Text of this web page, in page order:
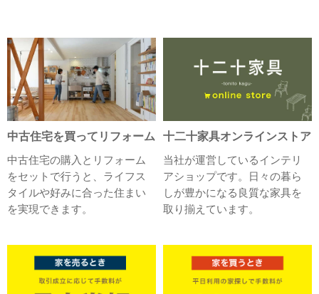
中古住宅を買ってリフォーム
中古住宅の購入とリフォーム
をセットで行うと、ライフス
タイルや好みに合った住まい
を実現できます。
十二十家具オンラインストア
当社が運営しているインテリ
アショップです。日々の暮ら
しが豊かになる良質な家具を
取り揃えています。